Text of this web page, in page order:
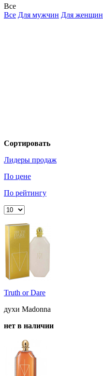
Все
Все Для мужчин Для женщин
Сортировать
Лидеры продаж
По цене
По рейтингу
Truth or Dare
духи Madonna
нет в наличии